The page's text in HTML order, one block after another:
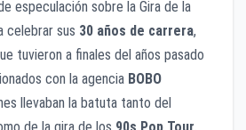
especulación sobre la Gira de la
celebrar sus 30 años de carrera,
tuvieron a finales del años pasado
con la agencia BOBO
llevaban la batuta tanto del